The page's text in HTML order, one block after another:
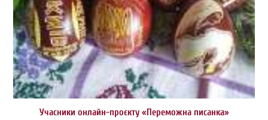
Учасники онлайн-проєкту «Переможна писанка»